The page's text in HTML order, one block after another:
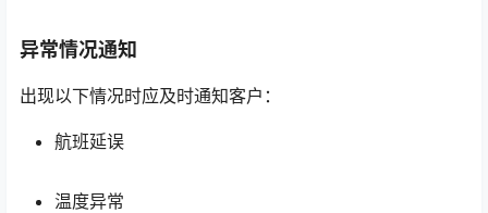
异常情况通知
出现以下情况时应及时通知客户：
航班延误
温度异常